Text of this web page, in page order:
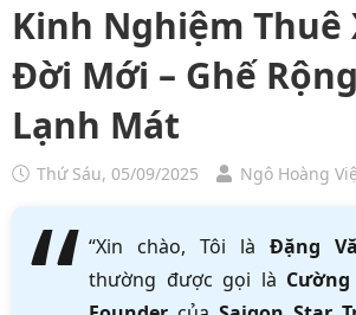
Kinh Nghiệm Thuê
Đời Mới – Ghế
Lạnh Mát
Thứ Sáu, 05/09/2025 Ngô Hoàng
“Xin chào, Tôi là Đặng
thường được gọi là